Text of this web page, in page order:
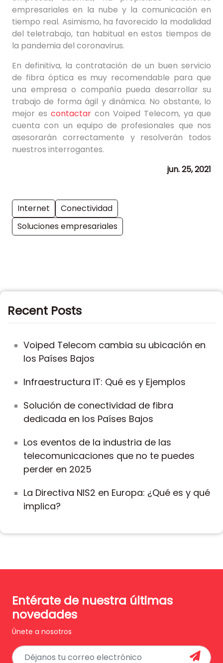
empresariales en la nube y la comunicación en
tiempo real. Asimismo, ha favorecido la modalidad
del teletrabajo, tan habitual en estos tiempos de
la pandemia del coronavirus.
En definitiva, la contratación de un buen servicio
de fibra óptica es muy recomendable para que
una empresa o compañía pueda desarrollar su
trabajo de forma ágil y dinámica. No obstante, lo
mejor es contactar con Voiped Telecom, ya que
cuenta con un equipo de profesionales que nos
asesorarán correctamente y resolverán todos
nuestros interrogantes.
jun. 25, 2021
Internet
Conectividad
Soluciones empresariales
Recent Posts
Voiped Telecom cambia su ubicación en
los Países Bajos
Infraestructura IT: Qué es y Ejemplos
Solución de conectividad de fibra
dedicada en los Países Bajos
Los eventos de la industria de las
telecomunicaciones que no te puedes
perder en 2025
La Directiva NIS2 en Europa: ¿Qué es y qué
implica?
Entérate de nuestra últimas
novedades
Únete a nosotros